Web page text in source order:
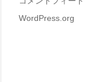
WordPress.org